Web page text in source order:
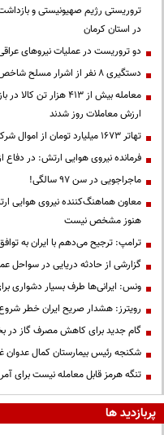
در استان کرمان
دو تروریست در عملیات نیروهای
دستگیری ۸ نفر از اشرار مسلح شاخص و مرتبطین گروهک‌های تروریستی
معامله بیش از ۴۱۳
ارزش معاملات روز شدند
تهاتر ۱۶۷۳ میلیارد تومان از اموال شرکت‌های تراستی
فرمانده نیروی هوایی ارتش: در
ماجراجویی در سن ۹۷ سالگی!
معاون هماهنگ‌کننده نیروی هوایی
هنوز مشخص نیست
ترامپ: ترجیح می‌دهم با ایران به
گزارشی از حادثه دریایی در سواحل
ونس: ایرانی‌ها طرف بسیار دشواری
رویترز: هشدار صریح ایران خطر
گام جدید برای کاهش مصرف گاز در
شکنجه رئیس بیمارستان کمال عدوان
تنگه هرمز قابل معامله نیست برای
پربازدید ها